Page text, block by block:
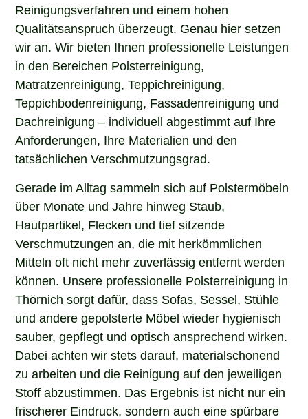
Reinigungsverfahren und einem hohen
Qualitätsanspruch überzeugt. Genau hier setzen
wir an. Wir bieten Ihnen professionelle Leistungen
in den Bereichen Polsterreinigung,
Matratzenreinigung, Teppichreinigung,
Teppichbodenreinigung, Fassadenreinigung und
Dachreinigung – individuell abgestimmt auf Ihre
Anforderungen, Ihre Materialien und den
tatsächlichen Verschmutzungsgrad.
Gerade im Alltag sammeln sich auf Polstermöbeln
über Monate und Jahre hinweg Staub,
Hautpartikel, Flecken und tief sitzende
Verschmutzungen an, die mit herkömmlichen
Mitteln oft nicht mehr zuverlässig entfernt werden
können. Unsere professionelle Polsterreinigung in
Thörnich sorgt dafür, dass Sofas, Sessel, Stühle
und andere gepolsterte Möbel wieder hygienisch
sauber, gepflegt und optisch ansprechend wirken.
Dabei achten wir stets darauf, materialschonend
zu arbeiten und die Reinigung auf den jeweiligen
Stoff abzustimmen. Das Ergebnis ist nicht nur ein
frischerer Eindruck, sondern auch eine spürbare